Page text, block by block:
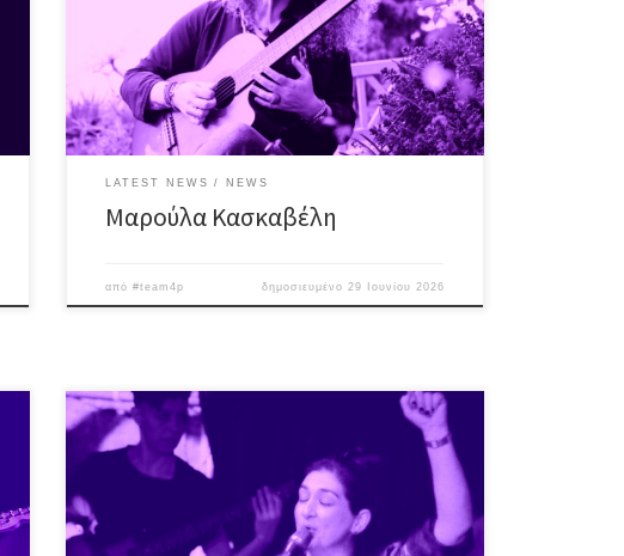
Μαρούλα (Μαρία – Αργυρώ) Κασκαβέλη γεννήθηκε
στην Αθήνα και από μικρή ήταν ένα ανήσυχο παιδί που
ήθελε να μάθει και να κάνει πολλά. Τα βήματα της την
οδήγησαν […]
LATEST NEWS NEWS
Μαρούλα Κασκαβέλη
από#team4p δημοσιευμένο 29 Ιουνίου 2026
Γεννημένη στα Πευκάκια Νέας Ιωνίας, η τραγουδοποιός
Μαριάνα Καλτσά έχει στο ενεργητικό της ένα CD σε
παραγωγή & ενορχήστρωση του Γιώργου Ανδρέου, με
τη συμμετοχή του Απόστολου Ρίζου, καθώς επίσης
και πολλά ακόμη τραγούδια σε συνεργασία με